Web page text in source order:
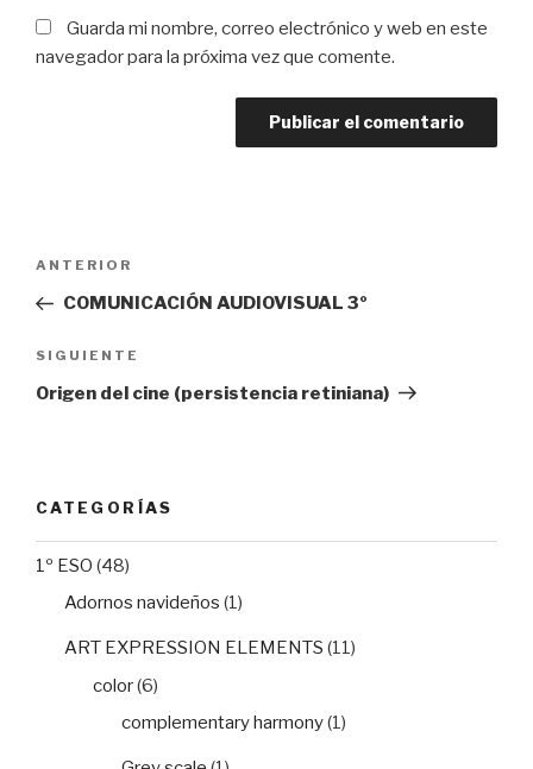
Guarda mi nombre, correo electrónico y web en este
navegador para la próxima vez que comente.
entradas
Entrada
anterior:
ANTERIOR
COMUNICACIÓN AUDIOVISUAL 3º
Siguiente
entrada
SIGUIENTE
Origen del cine (persistencia retiniana)
CATEGORÍAS
1º ESO (48)
Adornos navideños (1)
ART EXPRESSION ELEMENTS (11)
color(6)
complementary harmony(1)